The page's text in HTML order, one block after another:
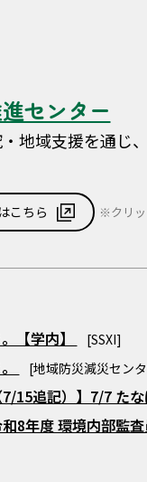
センター
地域支援を通じ
こちら ※クリッ
【学内】 [SSXI]
[地域防災減災セン
7/15追記）】7/7 た
和8年度 環境内部監